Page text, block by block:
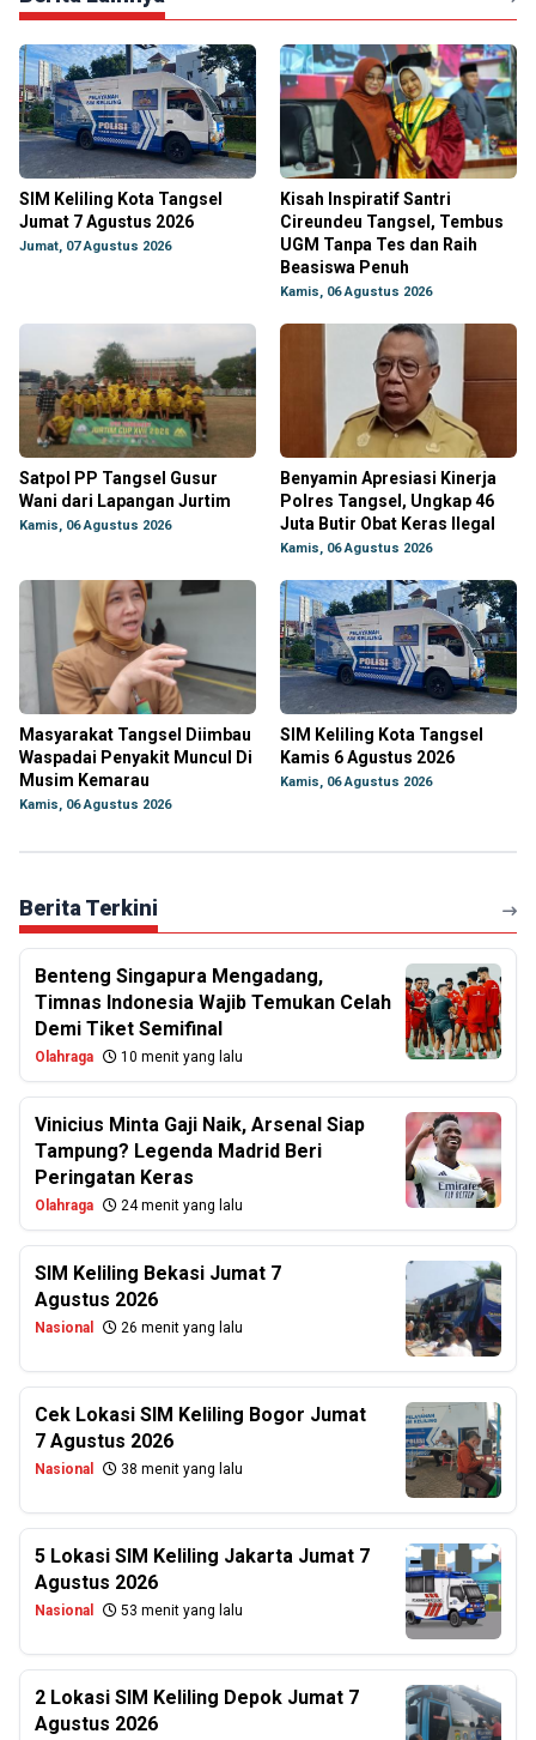
SIM Keliling Kota Tangsel
Jumat 7 Agustus 2026
Jumat, 07 Agustus 2026
Kisah Inspiratif Santri
Cireundeu Tangsel, Tembus
UGM Tanpa Tes dan Raih
Beasiswa Penuh
Kamis, 06 Agustus 2026
Satpol PP Tangsel Gusur
Wani dari Lapangan Jurtim
Kamis, 06 Agustus 2026
Benyamin Apresiasi Kinerja
Polres Tangsel, Ungkap 46
Juta Butir Obat Keras Ilegal
Kamis, 06 Agustus 2026
Masyarakat Tangsel Diimbau
Waspadai Penyakit Muncul Di
Musim Kemarau
Kamis, 06 Agustus 2026
SIM Keliling Kota Tangsel
Kamis 6 Agustus 2026
Kamis, 06 Agustus 2026
Berita Terkini
Benteng Singapura Mengadang,
Timnas Indonesia Wajib Temukan Celah
Demi Tiket Semifinal
Olahraga 10 menit yang lalu
Vinicius Minta Gaji Naik, Arsenal Siap
Tampung? Legenda Madrid Beri
Peringatan Keras
Olahraga 24 menit yang lalu
SIM Keliling Bekasi Jumat 7
Agustus 2026
Nasional 26 menit yang lalu
Cek Lokasi SIM Keliling Bogor Jumat
7 Agustus 2026
Nasional 38 menit yang lalu
5 Lokasi SIM Keliling Jakarta Jumat 7
Agustus 2026
Nasional 53 menit yang lalu
2 Lokasi SIM Keliling Depok Jumat 7
Agustus 2026